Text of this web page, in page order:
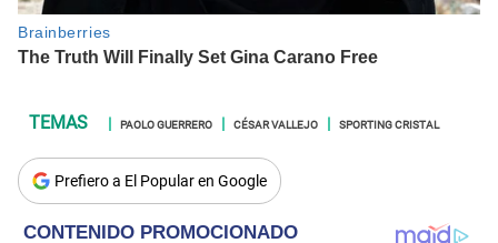
PAOLO GUERRERO CÉSAR VALLEJO SPORTING CRISTAL
Prefiero a El Popular en Google